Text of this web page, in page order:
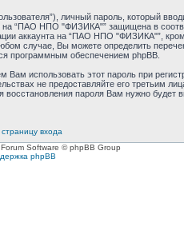
личный пароль, который
“ПАО НПО "ФИЗИКА"” защищена в
аккаунта на “ПАО НПО "ФИЗИКА"”,
случае, Вы можете определить
программным обеспечением phpBB.
использовать этот пароль при
не предоставляйте его третьим
пароля Вам нужно будет
входа
Software © phpBB Group
phpBB